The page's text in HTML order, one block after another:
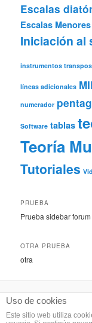
Escalas
Escalas Menores
Iniciación al
instrumentos
líneas adicionales
numerador
Software tablas
Teoría
Tutoriales
PRUEBA
Prueba sidebar forum
OTRA PRUEBA
otra
Licencia Creative
Uso de cookies
Este sitio web utiliza